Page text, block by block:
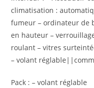
climatisation :
fumeur – ordinateur de
en hauteur –
roulant – vitres
– volant
Pack : – volant réglable